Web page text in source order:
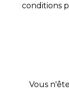
conditions
Vous